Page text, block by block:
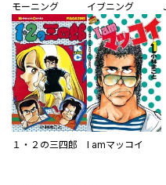
モーニング イブニング
１・２の三四郎 I amマッコイ